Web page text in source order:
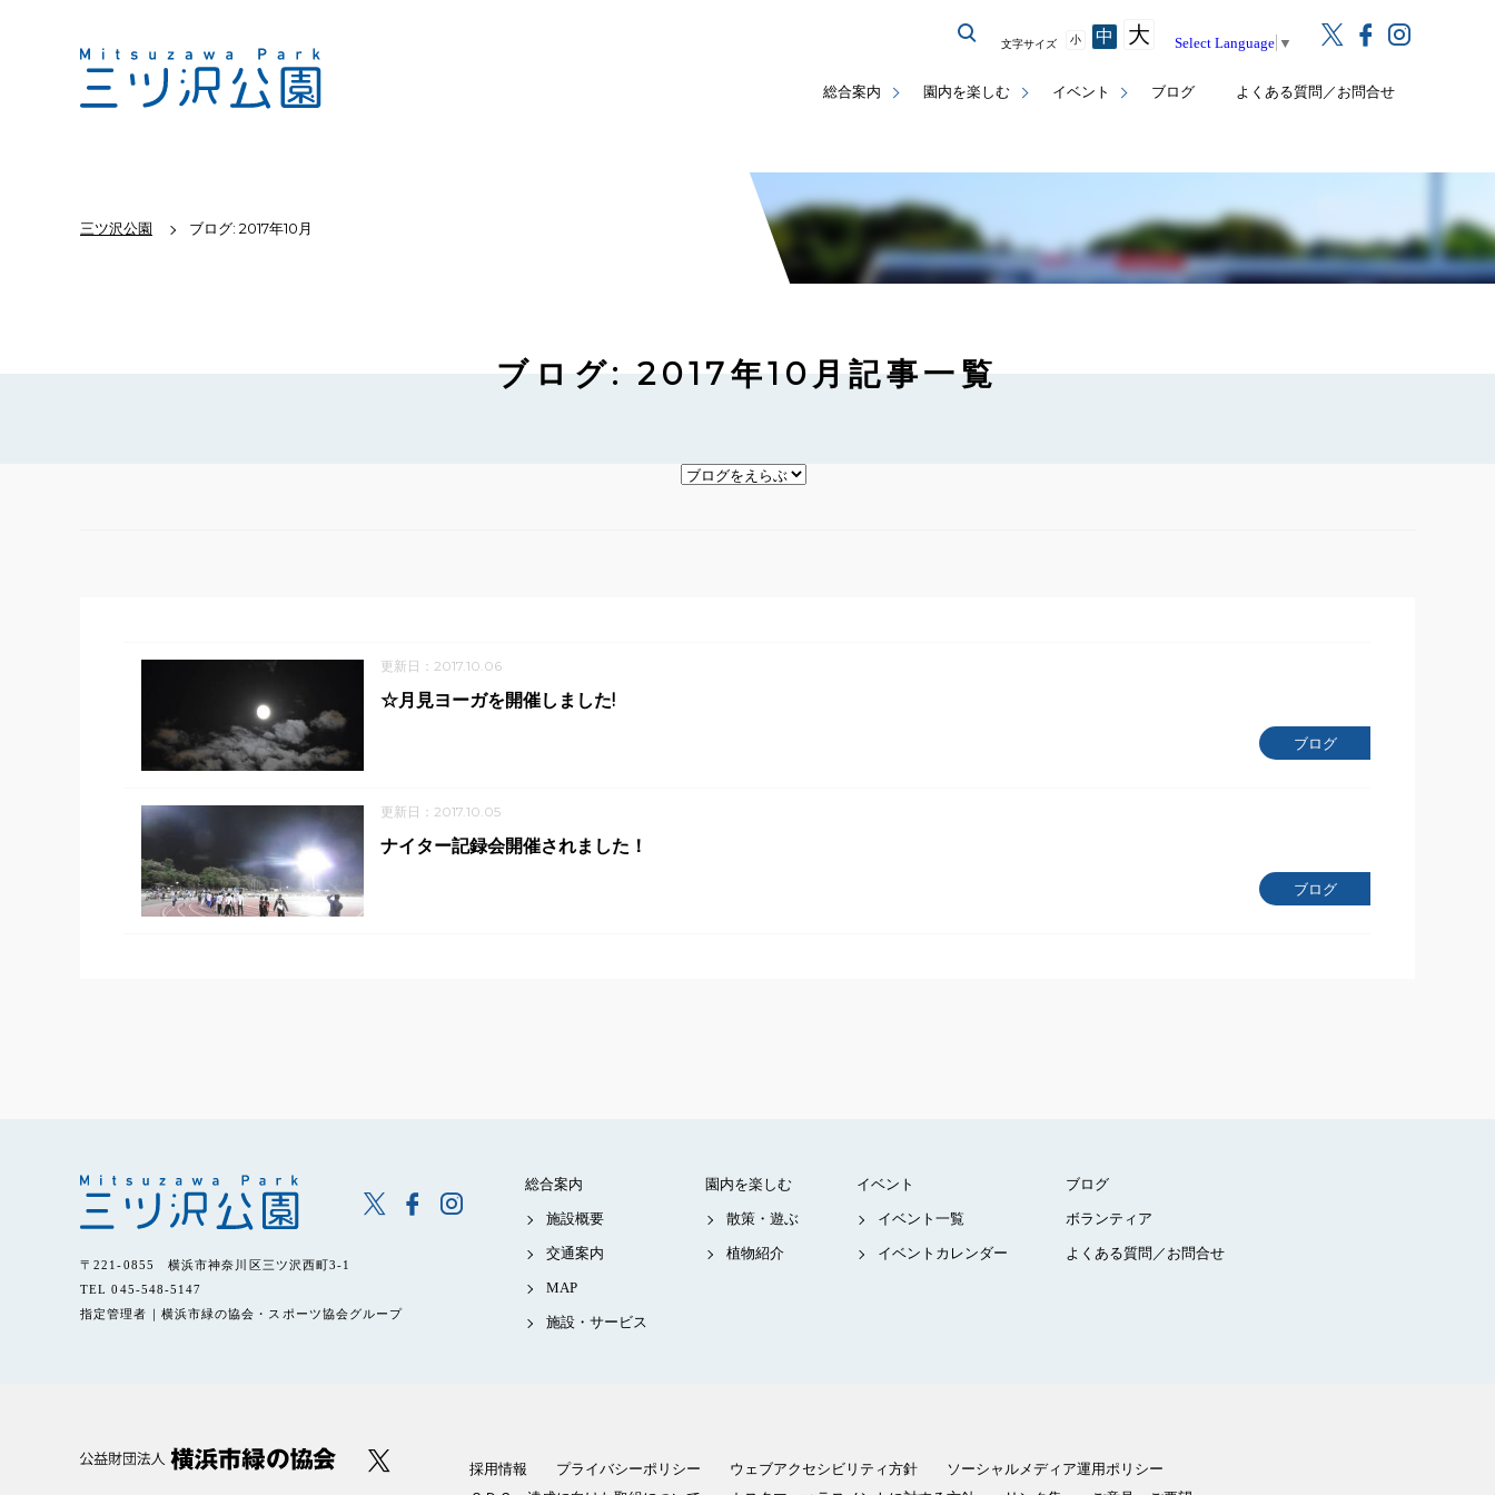
総合案内 園内を楽しむ イベント ブログ よくある質問／お問合せ
文字サイズ 小 中 大 Select Language ▼
三ツ沢公園 ブログ: 2017年10月
ブログ: 2017年10月記事一覧
更新日：2017.10.06
ブログ
☆月見ヨーガを開催しました!
更新日：2017.10.05
ブログ
ナイター記録会開催されました！
〒221-0855 横浜市神奈川区三ツ沢西町3-1
TEL 045-548-5147
指定管理者｜横浜市緑の協会・スポーツ協会グループ
総合案内
施設概要
交通案内
MAP
施設・サービス
園内を楽しむ
散策・遊ぶ
植物紹介
イベント
イベント一覧
イベントカレンダー
ブログ
ボランティア
よくある質問／お問合せ
採用情報 プライバシーポリシー ウェブアクセシビリティ方針
ソーシャルメディア運用ポリシー